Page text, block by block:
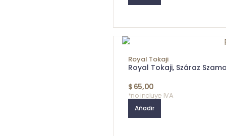
Royal Tokaji
Royal Tokaji, Száraz
$ 65,00
*no incluye IVA
Añadir